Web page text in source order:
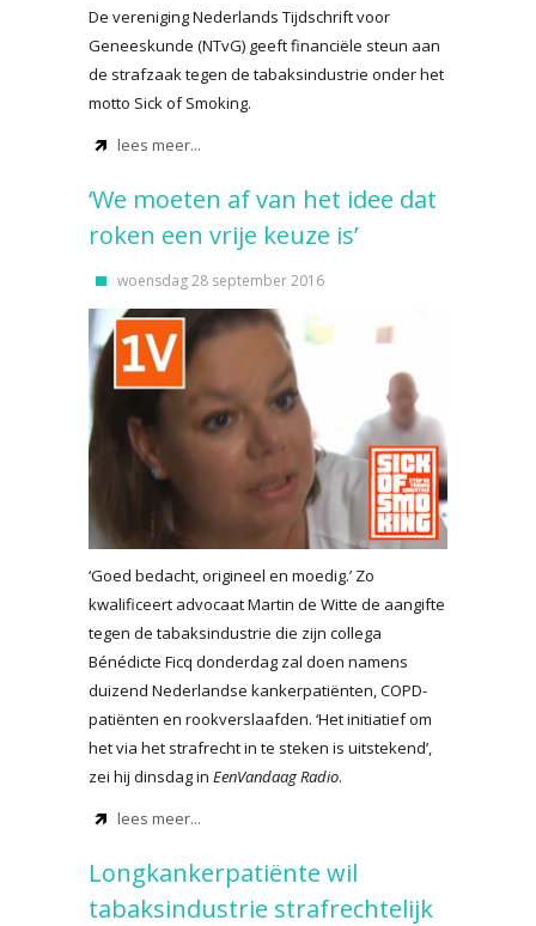
De vereniging Nederlands Tijdschrift voor
Geneeskunde (NTvG) geeft financiële steun aan
de strafzaak tegen de tabaksindustrie onder het
motto Sick of Smoking.
lees meer...
‘We moeten af van het idee dat
roken een vrije keuze is’
woensdag 28 september 2016
‘Goed bedacht, origineel en moedig.’ Zo
kwalificeert advocaat Martin de Witte de aangifte
tegen de tabaksindustrie die zijn collega
Bénédicte Ficq donderdag zal doen namens
duizend Nederlandse kankerpatiënten, COPD-
patiënten en rookverslaafden. ‘Het initiatief om
het via het strafrecht in te steken is uitstekend’,
zei hij dinsdag in EenVandaag Radio.
lees meer...
Longkankerpatiënte wil
tabaksindustrie strafrechtelijk